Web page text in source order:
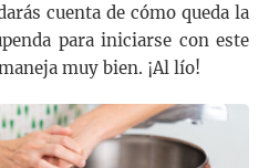
cuenta de cómo queda la
para iniciarse con este
muy bien. ¡Al lío!